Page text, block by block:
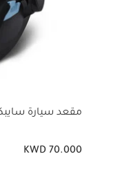
مقعد سيارة سايبكس
KWD 70.000